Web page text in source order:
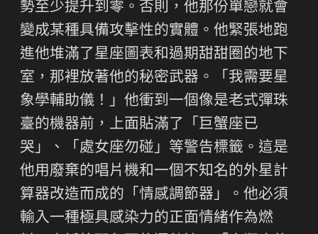
勢至少提升到零。否則，他那份單戀就會
變成某種具備攻擊性的實體。他緊張地跑
進他堆滿了星座圖表和過期甜甜圈的地下
室，那裡放著他的秘密武器。「我需要星
象學輔助儀！」他衝到一個像是老式彈珠
臺的機器前，上面貼滿了「巨蟹座已
哭」、「處女座勿碰」等警告標籤。這是
他用廢棄的唱片機和一個不知名的外星計
算器改造而成的「情感調節器」。他必須
輸入一種極具感染力的正面情緒作為燃